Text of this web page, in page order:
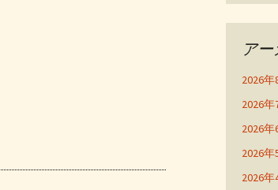
ア
2026年
2026年
2026年
2026年
2026年